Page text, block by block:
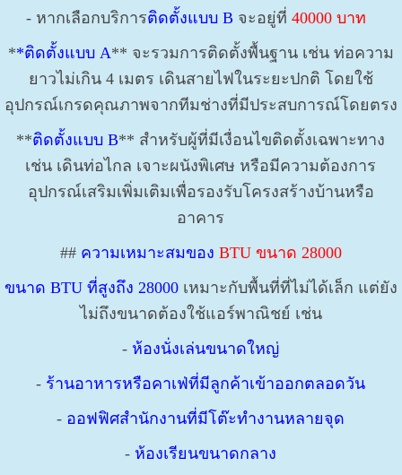
- หากเลือกบริการติดตั้งแบบ B จะอยู่ที่40000 บาท
**ติดตั้งแบบ A** จะรวมการติดตั้งพื้นฐาน เช่น ท่อความ
ยาวไม่เกิน 4 เมตร เดินสายไฟในระยะปกติ โดยใช้
อุปกรณ์เกรดคุณภาพจากทีมช่างที่มีประสบการณ์โดยตรง
**ติดตั้งแบบ B** สำหรับผู้ที่มีเงื่อนไขติดตั้งเฉพาะทาง
เช่น เดินท่อไกล เจาะผนังพิเศษ หรือมีความต้องการ
อุปกรณ์เสริมเพิ่มเติมเพื่อรองรับโครงสร้างบ้านหรือ
อาคาร
##ความเหมาะสมของ BTU ขนาด 28000
ขนาด BTU ที่สูงถึง 28000เหมาะกับพื้นที่ที่ไม่ได้เล็ก แต่ยัง
ไม่ถึงขนาดต้องใช้แอร์พาณิชย์ เช่น
- ห้องนั่งเล่นขนาดใหญ่
- ร้านอาหารหรือคาเฟ่ที่มีลูกค้าเข้าออกตลอดวัน
- ออฟฟิศสำนักงานที่มีโต๊ะทำงานหลายจุด
- ห้องเรียนขนาดกลาง